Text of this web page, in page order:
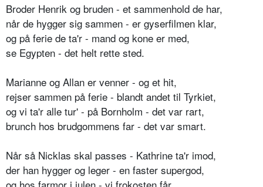
Broder Henrik og bruden - et sammenhold de har,
når de hygger sig sammen - er gyserfilmen klar,
og på ferie de ta'r - mand og kone er med,
se Egypten - det helt rette sted.
Marianne og Allan er venner - og et hit,
rejser sammen på ferie - blandt andet til Tyrkiet,
og vi ta'r alle tur' - på Bornholm - det var rart,
brunch hos brudgommens far - det var smart.
Når så Nicklas skal passes - Kathrine ta'r imod,
der han hygger og leger - en faster supergod,